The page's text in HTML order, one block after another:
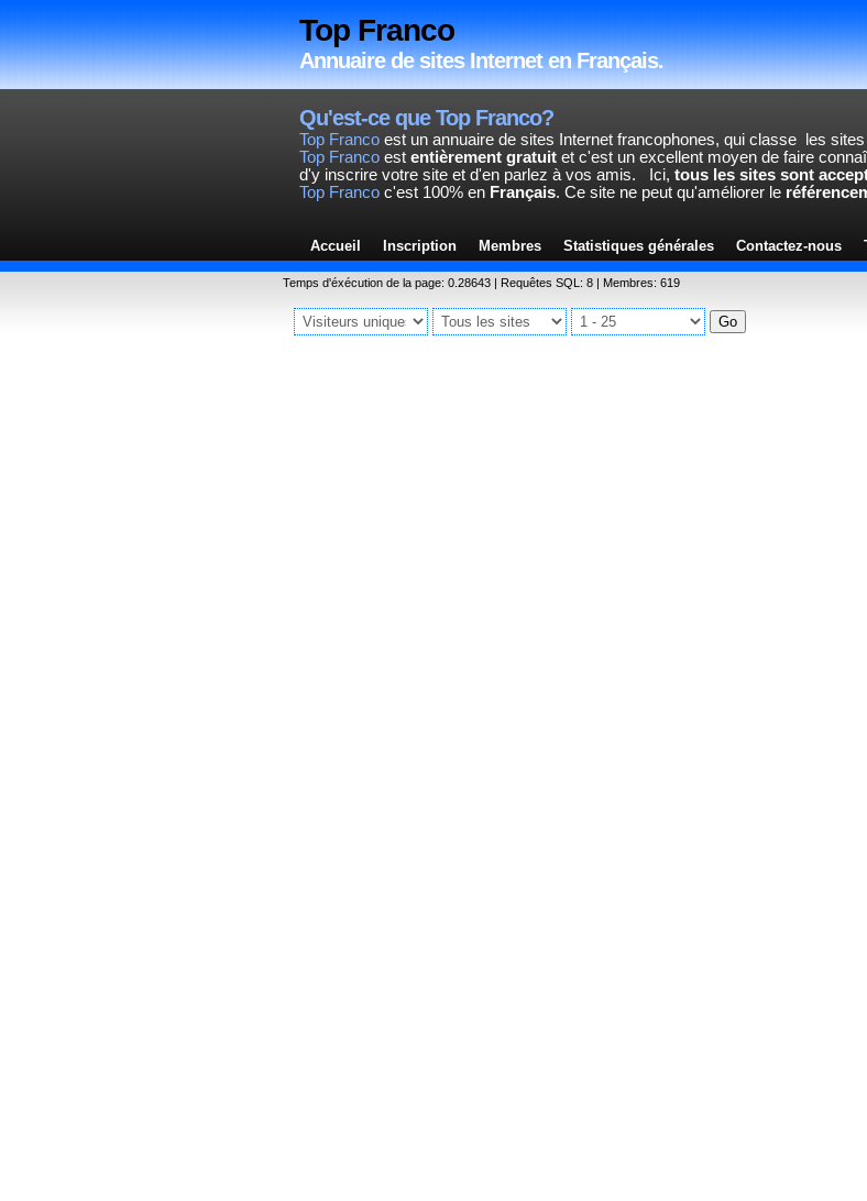
Top Franco
Annuaire de sites Internet en Français.
Qu'est-ce que Top Franco?
Top Franco est un annuaire de sites Internet francophones, qui classe les
Top Franco est entièrement gratuit et c'est un excellent moyen de faire
d'y inscrire votre site et d'en parlez à vos amis.
Ici, tous les sites sont
Top Franco c'est 100% en Français. Ce site ne peut qu'améliorer le
Accueil Inscription Membres Statistiques générales Contactez-nous
Temps d'éxécution de la page: 0.28643 | Requêtes SQL: 8 | Membres: 619